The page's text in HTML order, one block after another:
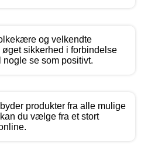
og velkendte
sikkerhed i forbindelse
se som positivt.
produkter fra alle mulige
du vælge fra et stort